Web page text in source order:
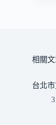
相關
台北